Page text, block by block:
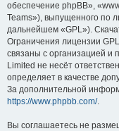
обеспечение phpBB»,
Teams»), выпущенного по
дальнейшем «GPL»).
Ограничения лицензии
связаны с организацией и
Limited не несёт
определяет в качестве
За дополнительной
https://www.phpbb.com/.
Вы соглашаетесь не